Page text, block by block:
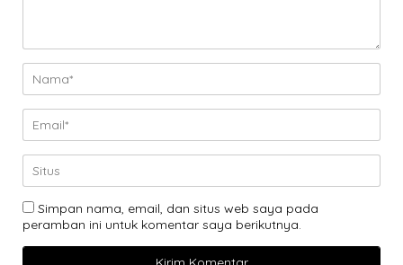
Simpan nama, email, dan situs web saya pada
peramban ini untuk komentar saya berikutnya.